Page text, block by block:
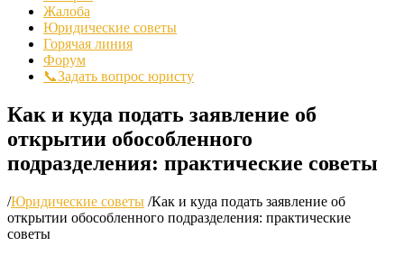
Жалоба
Юридические советы
Горячая линия
Форум
📞Задать вопрос юристу
Как и куда подать заявление об
открытии обособленного
подразделения: практические советы
/Юридические советы /Как и куда подать заявление об
открытии обособленного подразделения: практические
советы